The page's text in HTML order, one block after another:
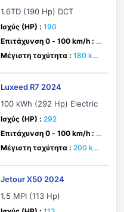
1.6TD (190 Hp) DCT
Ισχύς (HP) : 190
Επιτάχυνση 0 - 100 km/h : 1
1.5 δευτ.
Μέγιστη ταχύτητα : 180 km/
Luxeed R7 2024
100 kWh (292 Hp) Electric
Ισχύς (HP) : 292
Επιτάχυνση 0 - 100 km/h : 5.
9 δευτ.
Μέγιστη ταχύτητα : 200 km/
Jetour X50 2024
1.5 MPI (113 Hp)